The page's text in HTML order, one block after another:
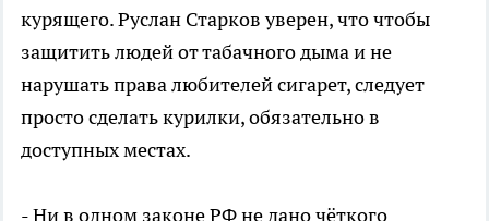
курящего. Руслан Старков уверен, что чтобы
защитить людей от табачного дыма и не
нарушать права любителей сигарет, следует
просто сделать курилки, обязательно в
доступных местах.
- Ни в одном законе РФ не дано чёткого